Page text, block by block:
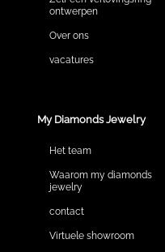
ontwerpen
Over ons
vacatures
My Diamonds Jewelry
Het team
Waarom my diamonds
jewelry
contact
Virtuele showroom